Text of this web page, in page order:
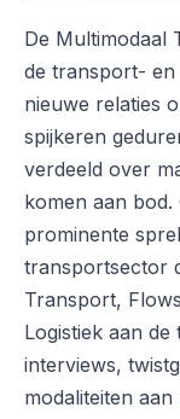
De Multimodaal
de transport- en
nieuwe relaties
spijkeren
verdeeld over
komen aan
prominente
transportsector
Transport,
Logistiek aan de
interviews,
modaliteiten aan